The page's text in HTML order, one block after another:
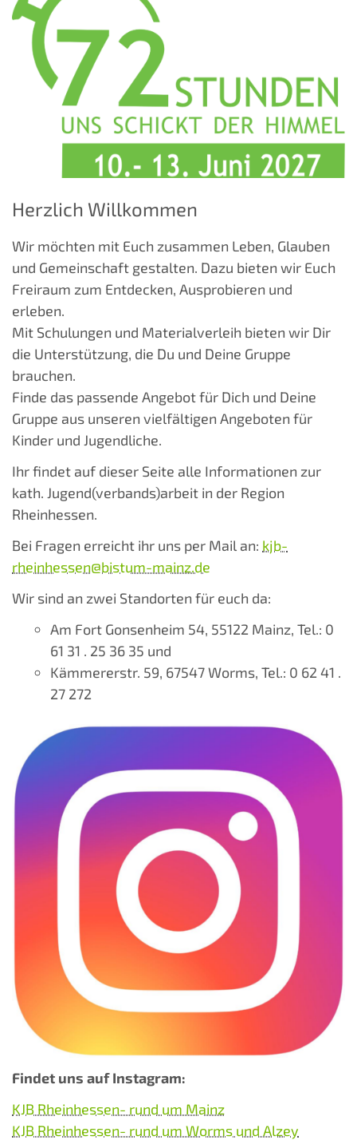
Herzlich Willkommen
Wir möchten mit Euch zusammen Leben, Glauben
und Gemeinschaft gestalten. Dazu bieten wir Euch
Freiraum zum Entdecken, Ausprobieren und
erleben.
Mit Schulungen und Materialverleih bieten wir Dir
die Unterstützung, die Du und Deine Gruppe
brauchen.
Finde das passende Angebot für Dich und Deine
Gruppe aus unseren vielfältigen Angeboten für
Kinder und Jugendliche.
Ihr findet auf dieser Seite alle Informationen zur
kath. Jugend(verbands)arbeit in der Region
Rheinhessen.
Bei Fragen erreicht ihr uns per Mail an: kjb-
rheinhessen@bistum-mainz.de
Wir sind an zwei Standorten für euch da:
Am Fort Gonsenheim 54, 55122 Mainz, Tel.: 0
61 31 . 25 36 35 und
Kämmererstr. 59, 67547 Worms, Tel.: 0 62 41 .
27 272
Findet uns auf Instagram:
KJB Rheinhessen- rund um Mainz
KJB Rheinhessen- rund um Worms und Alzey